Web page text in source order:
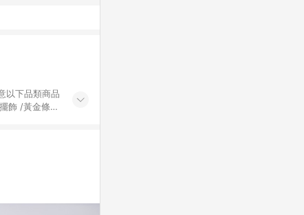
飾 /黃金條
除外) 3. 訂